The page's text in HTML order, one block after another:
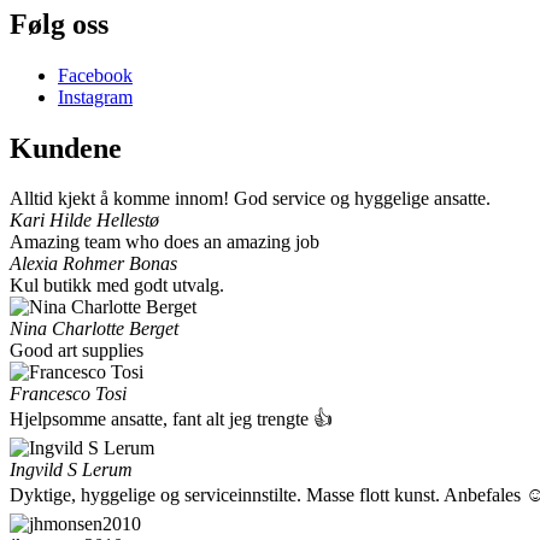
Følg oss
Facebook
Instagram
Kundene
Alltid kjekt å komme innom! God service og hyggelige ansatte.
Kari Hilde Hellestø
Amazing team who does an amazing job
Alexia Rohmer Bonas
Kul butikk med godt utvalg.
Nina Charlotte Berget
Good art supplies
Francesco Tosi
Hjelpsomme ansatte, fant alt jeg trengte 👍
Ingvild S Lerum
Dyktige, hyggelige og serviceinnstilte. Masse flott kunst. Anbefales